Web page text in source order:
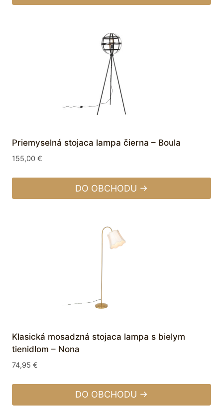
Priemyselná stojaca lampa čierna – Boula
155,00 €
DO OBCHODU →
Klasická mosadzná stojaca lampa s bielym
tienidlom – Nona
74,95 €
DO OBCHODU →